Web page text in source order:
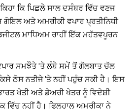
ਕਿ ਪਿਛਲੇ ਸਾਲ ਦਸੰਬਰ ਵਿੱਚ ਵਣਜ
ਅਤੇ ਅਮਰੀਕੀ ਵਪਾਰ ਪ੍ਰਤੀਨਿਧੀ
ਮਾਧਿਅਮ ਰਾਹੀਂ ਇੱਕ ਮਹੱਤਵਪੂਰਨ
ਸਮਝੌਤੇ 'ਤੇ ਲੰਬੇ ਸਮੇਂ ਤੋਂ ਗੱਲਬਾਤ ਚੱਲ
ਠੋਸ ਨਤੀਜੇ 'ਤੇ ਨਹੀਂ ਪਹੁੰਚ ਸਕੀ ਹੈ। ਇਸ
ਖੇਤੀ ਅਤੇ ਡੇਅਰੀ ਖੇਤਰ ਨੂੰ ਵਿਦੇਸ਼ੀ
ਨਹੀਂ ਹੈ। ਫਿਲਹਾਲ ਅਮਰੀਕਾ ਨੇ